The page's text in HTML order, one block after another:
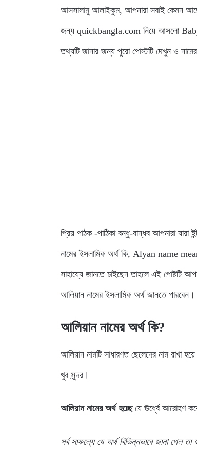
আসসালামু আলাইকুম, আপনারা সবাই কেমন
জন্য quickbangla.com নিয়ে আসলো Baby
তথ্যটি জানার জন্য পুরো পোস্টটি দেখুন ও
প্রিয় পাঠক -পাঠিকা বন্ধু-বান্ধব আপনারা যারা
নামের ইসলামিক অর্থ কি, Alyan name
সাহায্যে জানতে চাইছেন তাহলে এই পোষ্টটি
আলিয়ান নামের ইসলামিক অর্থ জানতে পারবেন।
আলিয়ান নামের অর্থ কি?
আলিয়ান নামটি সাধারণত ছেলেদের নাম রাখা
খুব সুন্দর।
আলিয়ান নামের অর্থ হচ্ছেযে ঊর্ধ্বে আরোহণ
সর্ব সাফল্যে যে অর্থ বিভিন্নভাবে জানা গেল তা